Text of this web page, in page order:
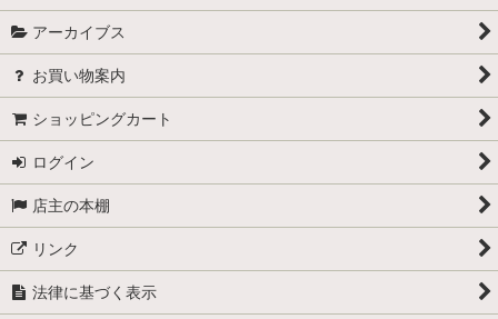
アーカイブス
お買い物案内
ショッピングカート
ログイン
店主の本棚
リンク
法律に基づく表示